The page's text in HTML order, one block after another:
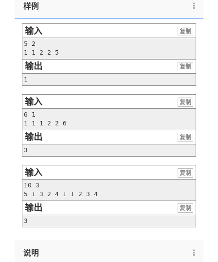
样例
输入
复制
5 2
1 1 2 2 5
输出
复制
1
输入
复制
6 1
1 1 1 2 2 6
输出
复制
3
输入
复制
10 3
5 1 3 2 4 1 1 2 3 4
输出
复制
3
说明